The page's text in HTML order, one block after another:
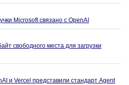
Microsoft связано с OpenAI
свободного места для загрузки
и Vercel представили стандарт Agent